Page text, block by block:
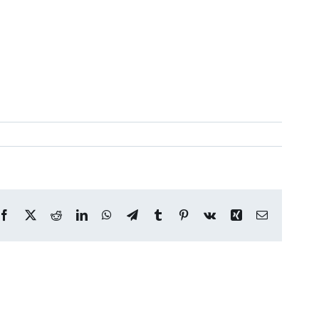
Facebook
X RedditLinkedInWhatsApp
TelegramTumblr Pinterest
Vk Xing Correo